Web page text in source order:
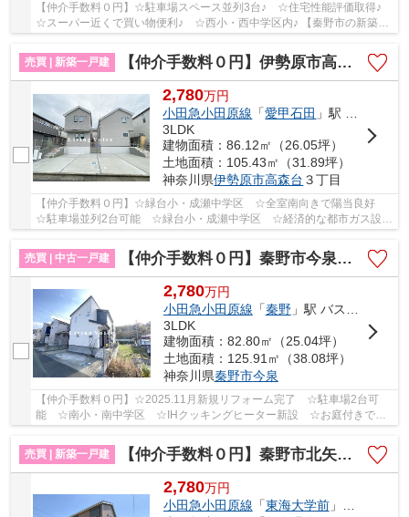
【仲介手数料０円】☆駐車場スペース並列3台♪ ☆住宅性能評価取得♪
☆スーパー近くで買い物便利♪ ☆西小・西中学区内♪ 【秦野市の新築一
売買 | 新築一戸建
【仲介手数料０円】伊勢原市高森台3丁目第1期 新築一戸建て 全2棟
2,780万円
小田急小田原線 「愛甲石田 」駅 バス8分 「大上（厚木市）」 停歩2分
3LDK
建物面積：86.12㎡（26.05坪）
土地面積：105.43㎡（31.89坪）
神奈川県伊勢原市高森台 ３丁目
【仲介手数料０円】☆緑台小・成瀬中学区 ☆全室南向きで陽当良好
☆駐車場並列2台可能 ☆緑台小・成瀬中学区 ☆経済的な都市ガス設
売買 | 中古一戸建
【仲介手数料０円】秦野市今泉 中古一戸建て
2,780万円
小田急小田原線 「秦野」駅 バス10分 「南町（秦野市）」 停歩6分
3LDK
建物面積：82.80㎡（25.04坪）
土地面積：125.91㎡（38.08坪）
神奈川県秦野市今泉
【仲介手数料０円】☆2025.11月新規リフォーム完了 ☆駐車場2台可
能 ☆南小・南中学区 ☆IHクッキングヒーター新設 ☆お庭付きでガ
売買 | 新築一戸建
【仲介手数料０円】秦野市北矢名第15 新築一戸建て 全2棟
2,780万円
小田急小田原線 「東海大学前」駅 徒歩16分